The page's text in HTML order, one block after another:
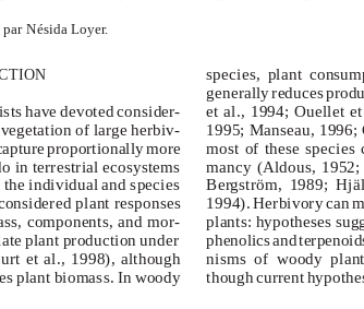
Nésida Loyer.
species, plant
generally reduces
et al., 1994; Ouellet
1995; Manseau,
most of these
mancy (Aldous,
Bergström, 1989;
1994). Herbivory can
plants: hypotheses
phenolics and
nisms of woody
though current
have devoted consider-
of large herbiv-
proportionally more
in terrestrial ecosystems
individual and species
plant responses
components, and mor-
plant production under
et al., 1998), although
plant biomass. In woody